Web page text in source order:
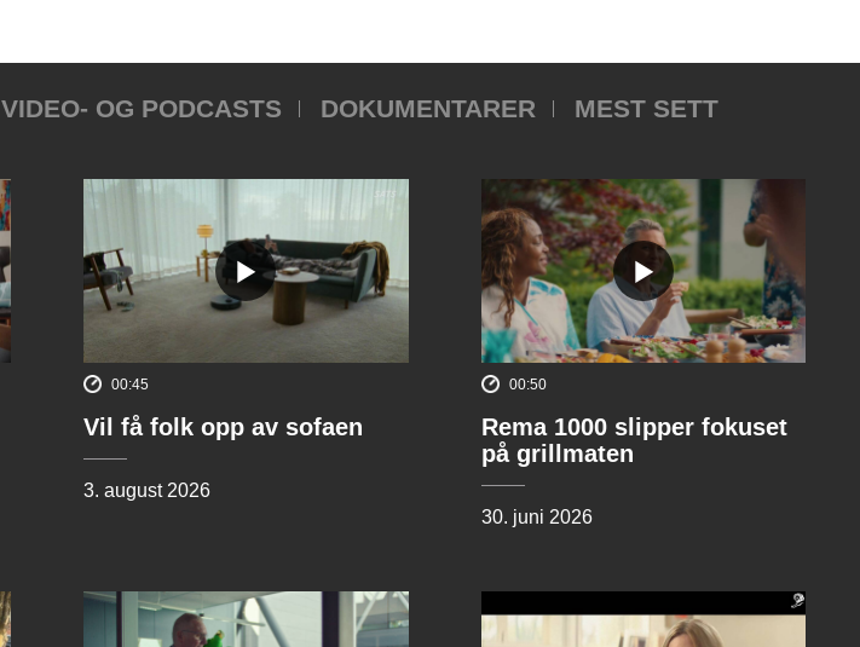
VIDEO- OG PODCASTS DOKUMENTARER MEST SETT
00:45
Vil få folk opp av sofaen
3. august 2026
00:50
Rema 1000 slipper fokuset
på grillmaten
30. juni 2026